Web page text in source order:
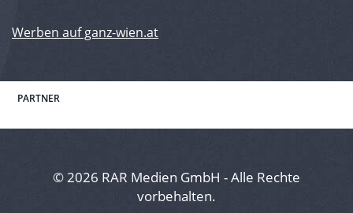
Werben auf ganz-wien.at
PARTNER
© 2026 RAR Medien GmbH - Alle Rechte
vorbehalten.